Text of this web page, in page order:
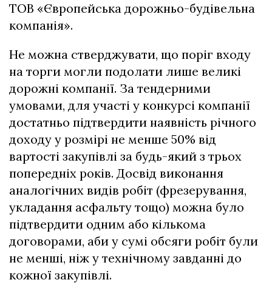
ТОВ «Європейська дорожньо-будівельна
компанія».
Не можна стверджувати, що поріг входу
на торги могли подолати лише великі
дорожні компанії. За тендерними
умовами, для участі у конкурсі компанії
достатньо підтвердити наявність річного
доходу у розмірі не менше 50% від
вартості закупівлі за будь-який з трьох
попередніх років. Досвід виконання
аналогічних видів робіт (фрезерування,
укладання асфальту тощо) можна було
підтвердити одним або кількома
договорами, аби у сумі обсяги робіт були
не менші, ніж у технічному завданні до
кожної закупівлі.